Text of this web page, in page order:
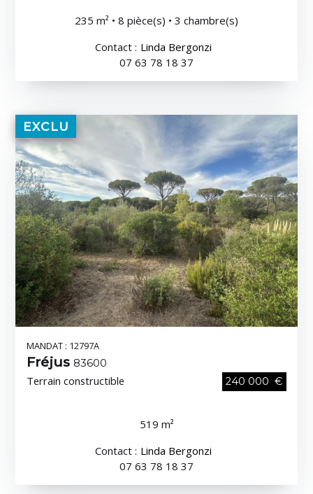
235 m² • 8 pièce(s) • 3 chambre(s)
Contact : Linda Bergonzi
07 63 78 18 37
EXCLU
MANDAT : 12797A
Fréjus 83600
Terrain constructible 240 000 €
519 m²
Contact : Linda Bergonzi
07 63 78 18 37